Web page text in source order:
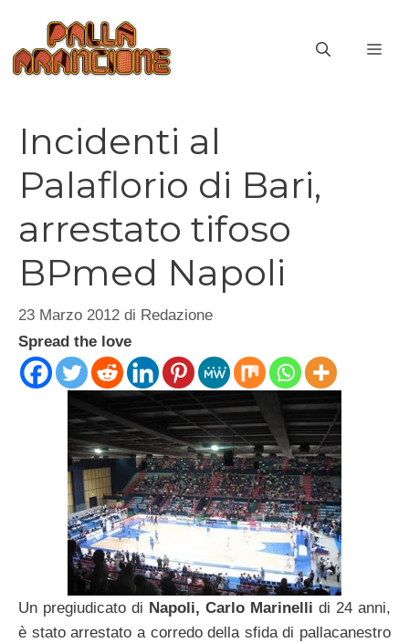
contenuto
Incidenti al
Palaflorio di Bari,
arrestato tifoso
BPmed Napoli
23 Marzo 2012 di Redazione
Spread the love
Un pregiudicato di Napoli, Carlo Marinelli di 24 anni,
è stato arrestato a corredo della sfida di pallacanestro